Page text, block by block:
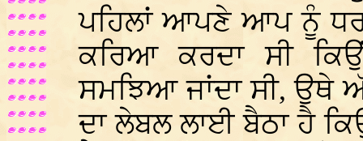
ਪਹਿਲਾਂ ਆਪਣੇ ਆਪ ਨੂੰ
ਕਰਿਆ ਕਰਦਾ ਸੀ
ਸਮਝਿਆ ਜਾਂਦਾ ਸੀ,
ਦਾ ਲੇਬਲ ਲਾਈ ਬੈਠਾ ਹੈ